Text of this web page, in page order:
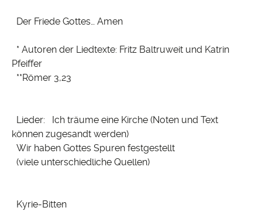
Der Friede Gottes… Amen
* Autoren der Liedtexte: Fritz Baltruweit und Katrin
Pfeiffer
**Römer 3,23
Lieder: Ich träume eine Kirche (Noten und Text
können zugesandt werden)
Wir haben Gottes Spuren festgestellt
(viele unterschiedliche Quellen)
Kyrie-Bitten